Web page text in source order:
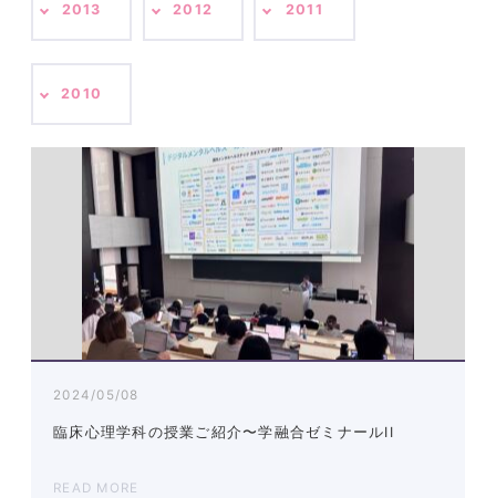
2013 2012 2011
2010
2024/05/08
臨床心理学科の授業ご紹介〜学融合ゼミナールII
READ MORE